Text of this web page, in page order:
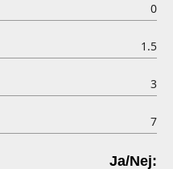
0
1.5
3
7
Ja/Nej: